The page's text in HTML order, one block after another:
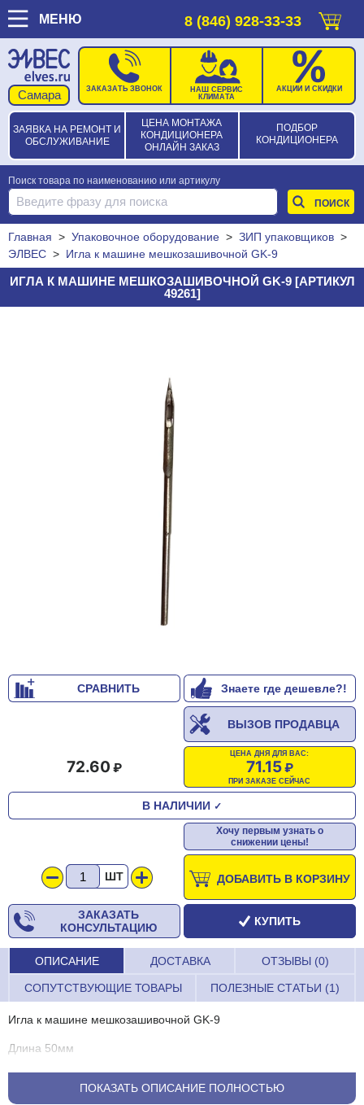
МЕНЮ 8 (846) 928-33-33
ЗАЯВКА НА РЕМОНТ И
ОБСЛУЖИВАНИЕ
ЦЕНА МОНТАЖА
КОНДИЦИОНЕРА
ОНЛАЙН ЗАКАЗ
ПОДБОР
КОНДИЦИОНЕРА
ЗАКАЗАТЬ ЗВОНОК
НАШ СЕРВИС
КЛИМАТА
АКЦИИ И СКИДКИ
Поиск товара по наименованию или артикулу
Главная > Упаковочное оборудование > ЗИП упаковщиков >
ЭЛВЕС > Игла к машине мешкозашивочной GK-9
ИГЛА К МАШИНЕ МЕШКОЗАШИВОЧНОЙ GK-9 [АРТИКУЛ
49261]
СРАВНИТЬ Знаете где дешевле?!
ВЫЗОВ ПРОДАВЦА
ЦЕНА ДНЯ ДЛЯ ВАС:
71.15
ПРИ ЗАКАЗЕ СЕЙЧАС
72.60
В НАЛИЧИИ ✓
Хочу первым узнать о
снижении цены!
ШТ ДОБАВИТЬ В КОРЗИНУ
ЗАКАЗАТЬ
КОНСУЛЬТАЦИЮ
КУПИТЬ
ОПИСАНИЕ ДОСТАВКА ОТЗЫВЫ (0)
СОПУТСТВУЮЩИЕ ТОВАРЫ ПОЛЕЗНЫЕ СТАТЬИ (1)
Игла к машине мешкозашивочной GK-9
Длина 50мм
ПОКАЗАТЬ ОПИСАНИЕ ПОЛНОСТЬЮ